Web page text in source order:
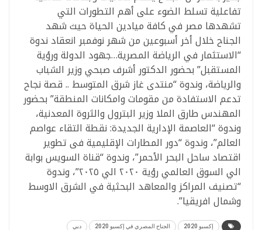
تفاعلية تسلط الضوء على أهم التطورات التي
تشهدها مصر في كافة ميادين الحياة حيث شهد
الجناح خلال أخر أسبوعين من شهر نوفمبر انعقاد ندوة
“الاستثمار في الرياضة المصرية…جهود الدولة ورؤية
المستقبل” بحضور الدكتور أشرف صبحي وزير الشباب
والرياضة، وندوة “منتدى غاز شرق المتوسط .. قصة نجاح
تدعم الاستفادة من مقومات وامكانات المنطقة” بحضور
المهندس طارق الملا وزير البترول والثروة المعدنية،
وندوة “العاصمة الإدارية الجديدة: نقطة التقاء عواصم
العالم”، وندوة “دور المطارات الإقليمية فى تطوير
اقتصاد ساحل البحر الأحمر”، وندوة “قناة السويس بوابة
الي السوق العالمي رؤية ٢٠٢٠ الي ٢٠٢٥”، وندوة
“تصنيف المراكز والمعاهد البحثية في الشرق الاوسط
وشمال افريقيا”.
إكسبو 2020 الجناح المصري في إكسبو 2020 دبي